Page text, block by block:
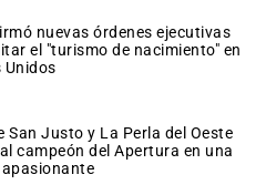
nuevas órdenes ejecutivas
el "turismo de nacimiento" en
Unidos
San Justo y La Perla del Oeste
campeón del Apertura en una